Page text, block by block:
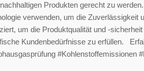
Produkten gerecht zu
verwenden, um die Zuverlässigkeit
um die Produktqualität und -
Kundenbedürfnisse zu erfüllen.
#Kohlenstoffemissionen